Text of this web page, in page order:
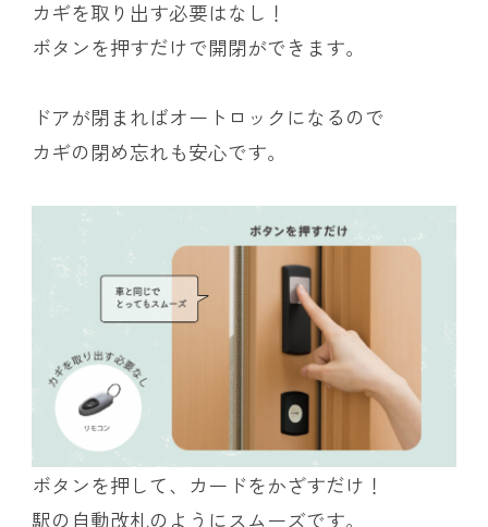
カギを取り出す必要はなし！
ボタンを押すだけで開閉ができます。
ドアが閉まればオートロックになるので
カギの閉め忘れも安心です。
ボタンを押して、カードをかざすだけ！
駅の自動改札のようにスムーズです。